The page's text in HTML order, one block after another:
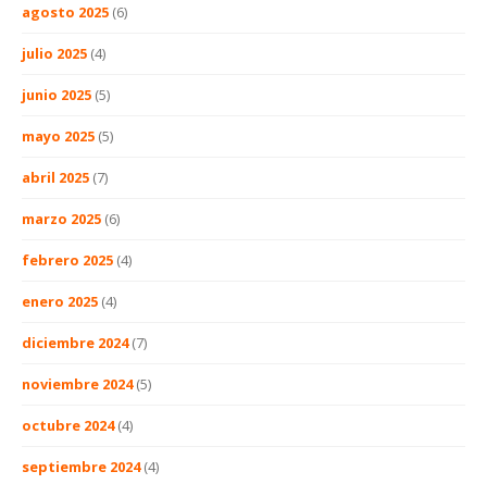
agosto 2025 (6)
julio 2025 (4)
junio 2025 (5)
mayo 2025 (5)
abril 2025 (7)
marzo 2025 (6)
febrero 2025 (4)
enero 2025 (4)
diciembre 2024(7)
noviembre 2024(5)
octubre 2024(4)
septiembre 2024(4)